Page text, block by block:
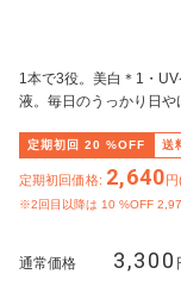
1本で3役。美白 ＊1 ・
液。毎日のうっかり日
定期初回 20 %OFF 送
定期初回価格: 2,640
※2回目以降は 10 %OFF
通常価格 3,300